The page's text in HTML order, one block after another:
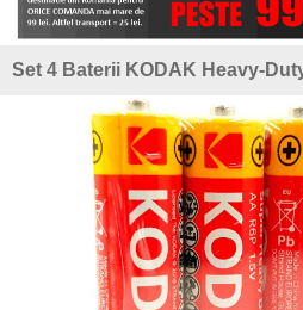
Set 4 Baterii KODAK Heavy-